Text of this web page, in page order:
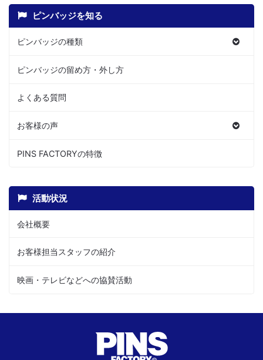
ピンバッジを知る
ピンバッジの種類
ピンバッジの留め方・外し方
よくある質問
お客様の声
PINS FACTORYの特徴
活動状況
会社概要
お客様担当スタッフの紹介
映画・テレビなどへの協賛活動